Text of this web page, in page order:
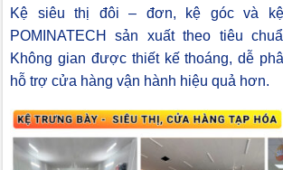
Kệ siêu thị đôi – đơn, kệ góc và
POMINATECH sản xuất theo tiêu
Không gian được thiết kế thoáng, dễ
hỗ trợ cửa hàng vận hành hiệu quả hơn.